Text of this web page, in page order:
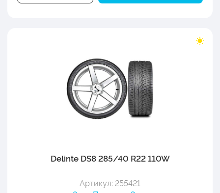
Delinte DS8 285/40 R22 110W
Артикул: 255421